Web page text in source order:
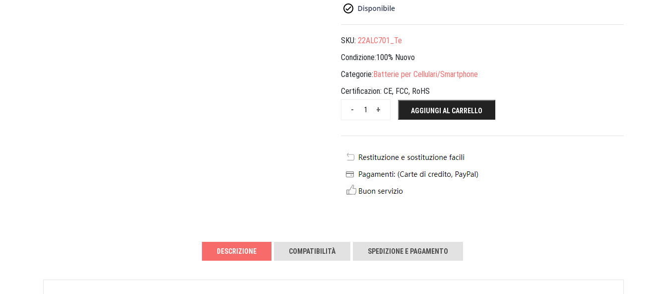
SKU: 22ALC701_Te
Condizione:100% Nuovo
Categorie:Batterie per Cellulari/Smartphone
Certificazion: CE, FCC, RoHS
+
- AGGIUNGI AL CARRELLO
DESCRIZIONE COMPATIBILITÀ SPEDIZIONE E PAGAMENTO